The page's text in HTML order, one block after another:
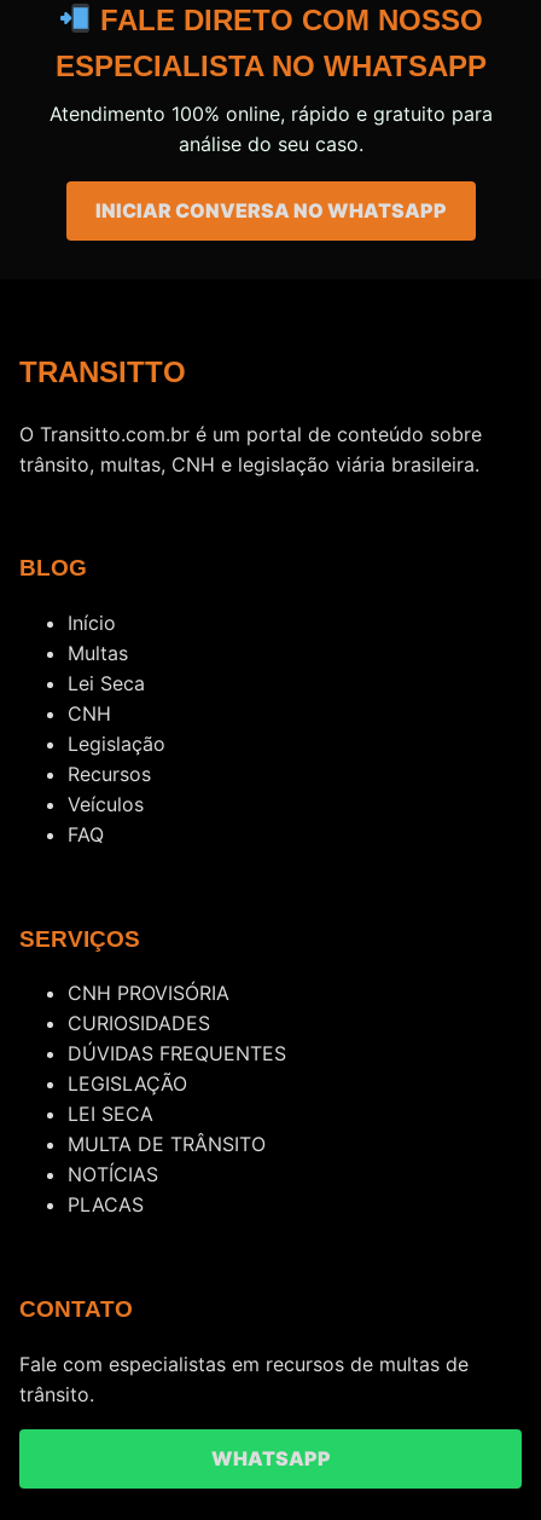
FALE DIRETO COM NOSSO
ESPECIALISTA NO WHATSAPP
Atendimento 100% online, rápido e gratuito para
análise do seu caso.
INICIAR CONVERSA NO WHATSAPP
TRANSITTO
O Transitto.com.br é um portal de conteúdo sobre
trânsito, multas, CNH e legislação viária brasileira.
BLOG
Início
Multas
Lei Seca
CNH
Legislação
Recursos
Veículos
FAQ
SERVIÇOS
CNH PROVISÓRIA
CURIOSIDADES
DÚVIDAS FREQUENTES
LEGISLAÇÃO
LEI SECA
MULTA DE TRÂNSITO
NOTÍCIAS
PLACAS
CONTATO
Fale com especialistas em recursos de multas de
trânsito.
WHATSAPP